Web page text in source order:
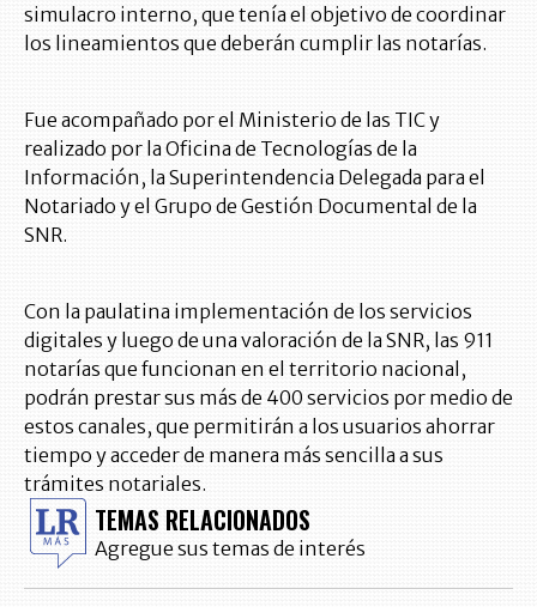
simulacro interno, que tenía el objetivo de coordinar
los lineamientos que deberán cumplir las notarías.
Fue acompañado por el Ministerio de las TIC y
realizado por la Oficina de Tecnologías de la
Información, la Superintendencia Delegada para el
Notariado y el Grupo de Gestión Documental de la
SNR.
Con la paulatina implementación de los servicios
digitales y luego de una valoración de la SNR, las 911
notarías que funcionan en el territorio nacional,
podrán prestar sus más de 400 servicios por medio de
estos canales, que permitirán a los usuarios ahorrar
tiempo y acceder de manera más sencilla a sus
trámites notariales.
TEMAS RELACIONADOS
Agregue sus temas de interés